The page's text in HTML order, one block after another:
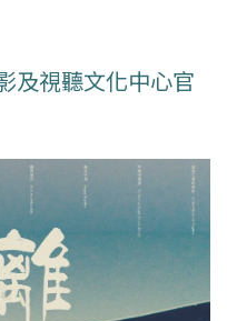
及視聽文化中心官